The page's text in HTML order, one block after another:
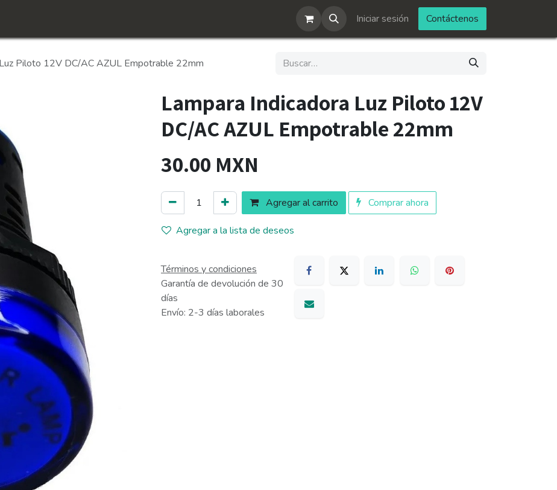
Iniciar sesión Contáctenos
Piloto 12V DC/AC AZUL Empotrable 22mm
Lampara Indicadora Luz Piloto 12V
DC/AC AZUL Empotrable 22mm
30.00 MXN
Agregar al carrito Comprar ahora
Agregar a la lista de deseos
Términos y condiciones
Garantía de devolución de 30
días
Envío: 2-3 días laborales